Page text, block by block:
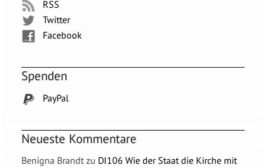
RSS
Twitter
Facebook
Spenden
PayPal
Neueste Kommentare
Benigna Brandt zu DI106 Wie der Staat die Kirche mit